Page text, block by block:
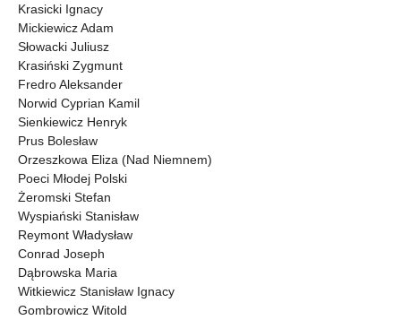
Krasicki Ignacy
Mickiewicz Adam
Słowacki Juliusz
Krasiński Zygmunt
Fredro Aleksander
Norwid Cyprian Kamil
Sienkiewicz Henryk
Prus Bolesław
Orzeszkowa Eliza (Nad Niemnem)
Poeci Młodej Polski
Żeromski Stefan
Wyspiański Stanisław
Reymont Władysław
Conrad Joseph
Dąbrowska Maria
Witkiewicz Stanisław Ignacy
Gombrowicz Witold